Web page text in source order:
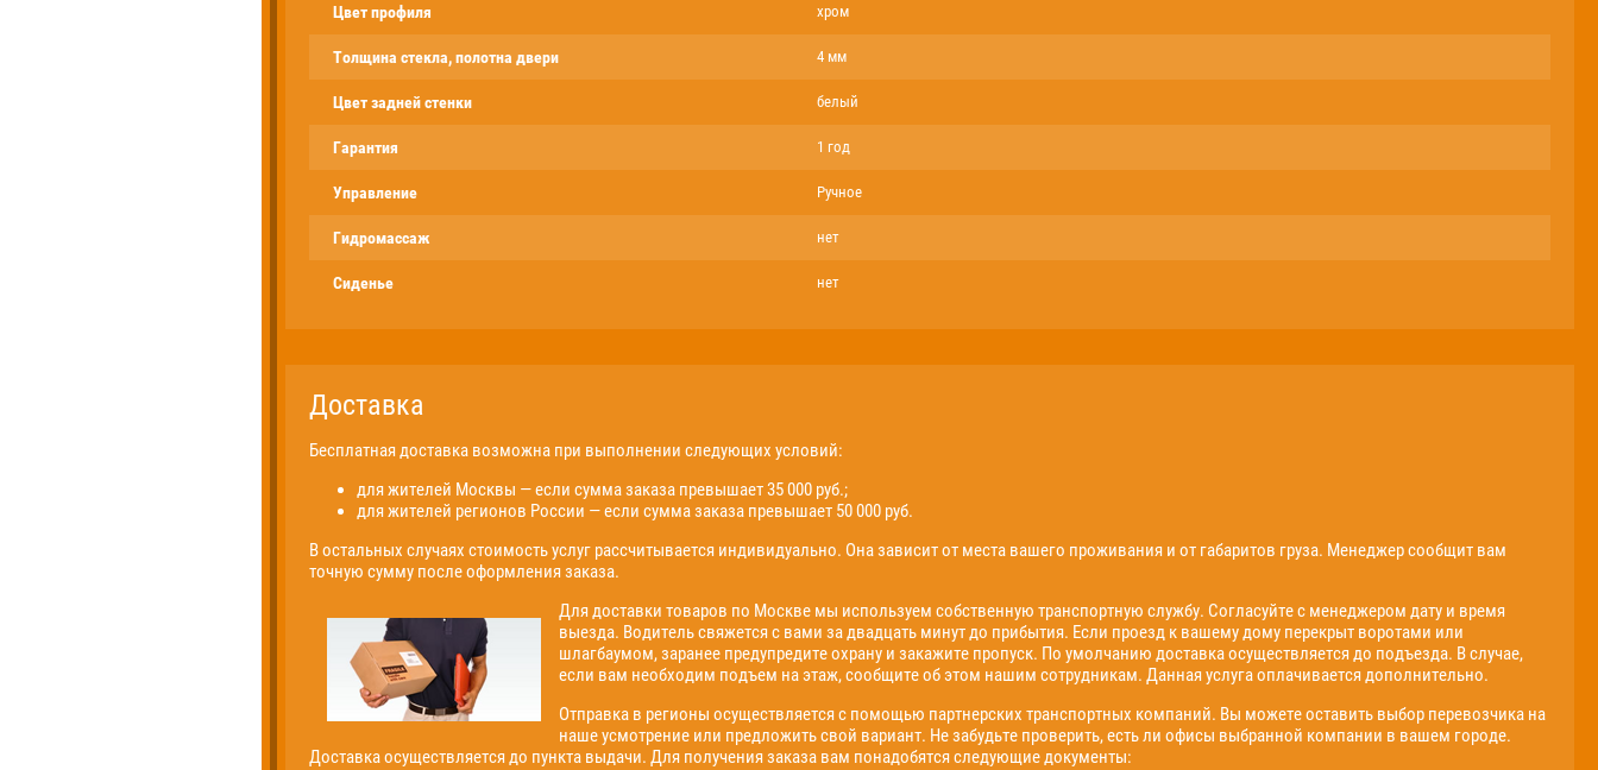
Цвет профиля хром
Толщина стекла, полотна двери 4 мм
Цвет задней стенки белый
Гарантия 1 год
Управление Ручное
Гидромассаж нет
Сиденье нет
Доставка
Бесплатная доставка возможна при выполнении следующих условий:
для жителей Москвы — если сумма заказа превышает 35 000 руб.;
для жителей регионов России — если сумма заказа превышает 50 000 руб.
В остальных случаях стоимость услуг рассчитывается индивидуально. Она зависит от места вашего проживания и от габаритов груза. Менеджер сообщит вам
точную сумму после оформления заказа.
Для доставки товаров по Москве мы используем собственную транспортную службу. Согласуйте с менеджером дату и время
выезда. Водитель свяжется с вами за двадцать минут до прибытия. Если проезд к вашему дому перекрыт воротами или
шлагбаумом, заранее предупредите охрану и закажите пропуск. По умолчанию доставка осуществляется до подъезда. В случае,
если вам необходим подъем на этаж, сообщите об этом нашим сотрудникам. Данная услуга оплачивается дополнительно.
Отправка в регионы осуществляется с помощью партнерских транспортных компаний. Вы можете оставить выбор перевозчика на
наше усмотрение или предложить свой вариант. Не забудьте проверить, есть ли офисы выбранной компании в вашем городе.
Доставка осуществляется до пункта выдачи. Для получения заказа вам понадобятся следующие документы: